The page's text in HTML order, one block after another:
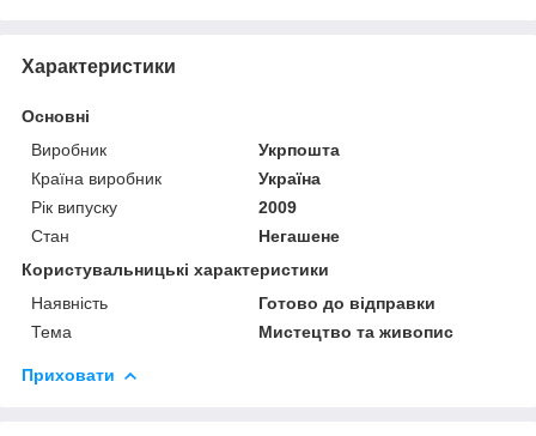
Характеристики
Основні
Виробник
Укрпошта
Країна виробник
Україна
Рік випуску
2009
Стан
Негашене
Користувальницькі характеристики
Наявність
Готово до відправки
Тема
Мистецтво та живопис
Приховати